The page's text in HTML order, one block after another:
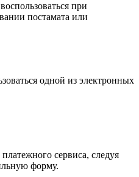
при
постамата или
одной из электронных
сервиса, следуя
форму.